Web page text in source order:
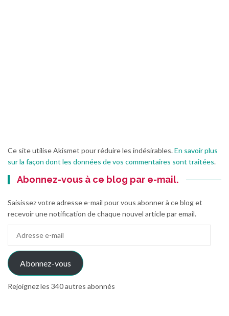
Ce site utilise Akismet pour réduire les indésirables.En savoir plus
sur la façon dont les données de vos commentaires sont traitées.
Abonnez-vous à ce blog par e-mail.
Saisissez votre adresse e-mail pour vous abonner à ce blog et
recevoir une notification de chaque nouvel article par email.
mail
Abonnez-vous
Rejoignez les 340 autres abonnés